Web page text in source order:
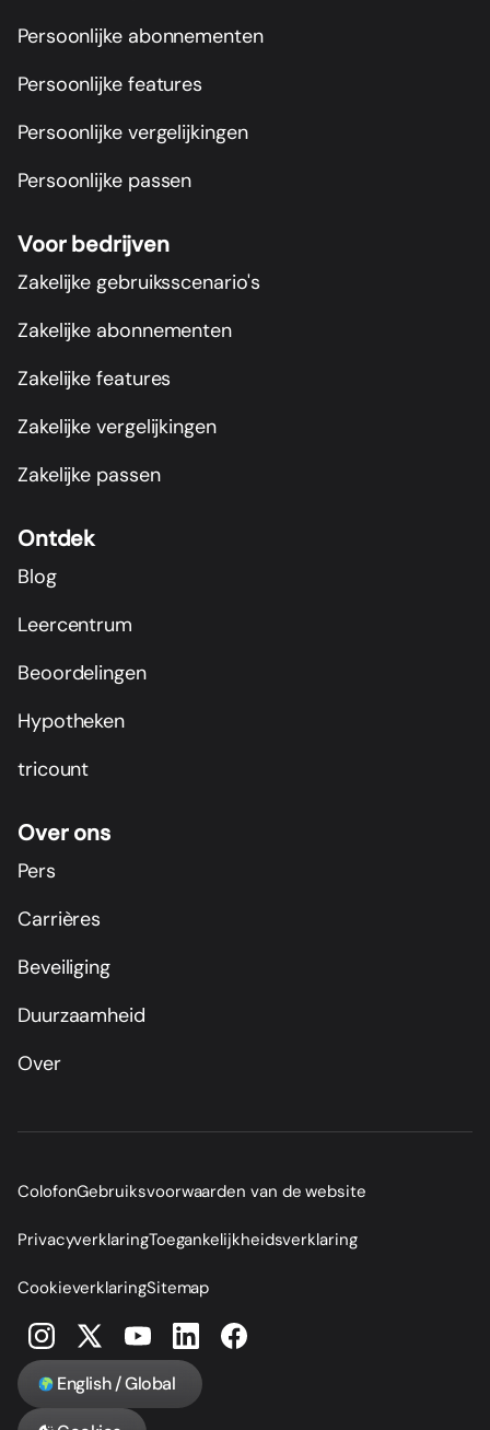
Persoonlijke abonnementen
Persoonlijke features
Persoonlijke vergelijkingen
Persoonlijke passen
Voor bedrijven
Zakelijke gebruiksscenario's
Zakelijke abonnementen
Zakelijke features
Zakelijke vergelijkingen
Zakelijke passen
Ontdek
Blog
Leercentrum
Beoordelingen
Hypotheken
tricount
Over ons
Pers
Carrières
Beveiliging
Duurzaamheid
Over
ColofonGebruiksvoorwaarden van de website
PrivacyverklaringToegankelijkheidsverklaring
CookieverklaringSitemap
English / Global